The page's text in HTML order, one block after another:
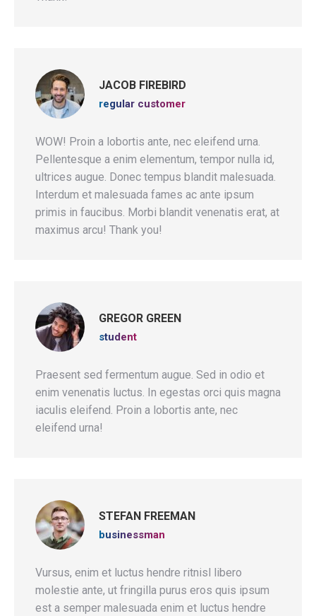
JACOB FIREBIRD
regular customer
WOW! Proin a lobortis ante, nec eleifend urna.
Pellentesque a enim elementum, tempor nulla id,
ultrices augue. Donec tempus blandit malesuada.
Interdum et malesuada fames ac ante ipsum
primis in faucibus. Morbi blandit venenatis erat, at
maximus arcu! Thank you!
GREGOR GREEN
student
Praesent sed fermentum augue. Sed in odio et
enim venenatis luctus. In egestas orci quis magna
iaculis eleifend. Proin a lobortis ante, nec
eleifend urna!
STEFAN FREEMAN
businessman
Vursus, enim et luctus hendre ritnisl libero
molestie ante, ut fringilla purus eros quis ipsum
est a semper malesuada enim et luctus hendre